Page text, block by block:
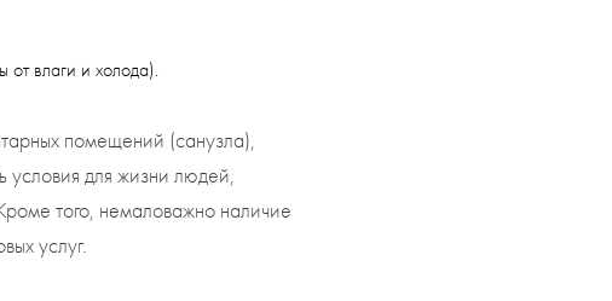
от влаги и холода).
помещений (санузла),
условия для жизни людей,
того, немаловажно наличие
услуг.